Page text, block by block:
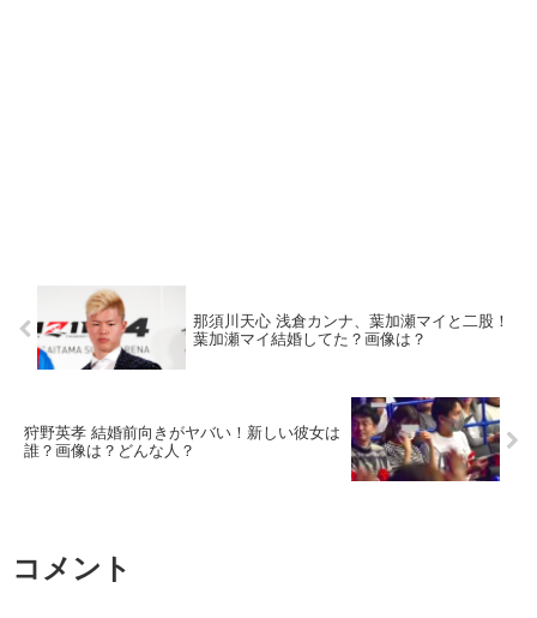
那須川天心 浅倉カンナ、葉加瀬マイと二股！
葉加瀬マイ結婚してた？画像は？
狩野英孝 結婚前向きがヤバい！新しい彼女は
誰？画像は？どんな人？
コメント